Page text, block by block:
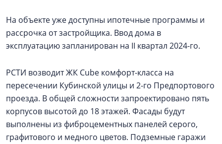
На объекте уже доступны ипотечные программы и
рассрочка от застройщика. Ввод дома в
эксплуатацию запланирован на II квартал 2024-го.
РСТИ возводит ЖК Cube комфорт-класса на
пересечении Кубинской улицы и 2-го Предпортового
проезда. В общей сложности запроектировано пять
корпусов высотой до 18 этажей. Фасады будут
выполнены из фиброцементных панелей серого,
графитового и медного цветов. Подземные гаражи